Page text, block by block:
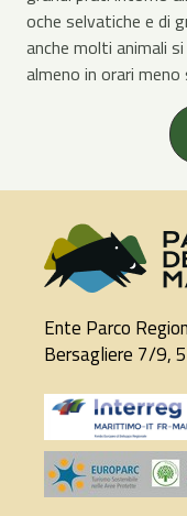
oche selvatiche e di
anche molti animali
almeno in orari meno
Ente Parco
Bersagliere 7/9,